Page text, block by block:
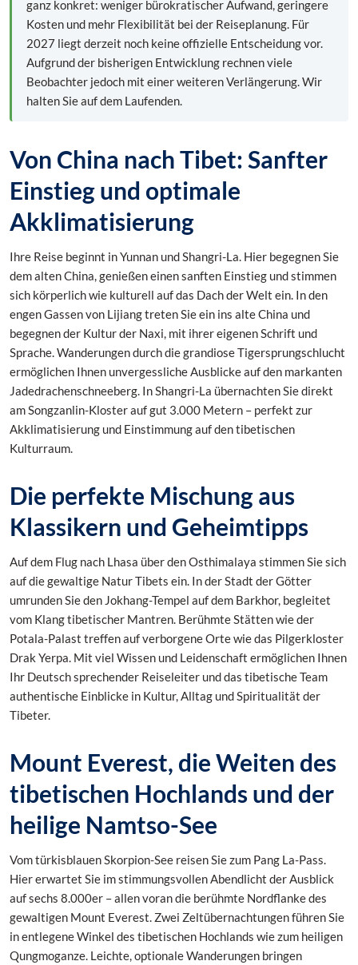
ganz konkret: weniger bürokratischer Aufwand, geringere
Kosten und mehr Flexibilität bei der Reiseplanung. Für
2027 liegt derzeit noch keine offizielle Entscheidung vor.
Aufgrund der bisherigen Entwicklung rechnen viele
Beobachter jedoch mit einer weiteren Verlängerung. Wir
halten Sie auf dem Laufenden.
Von China nach Tibet: Sanfter
Einstieg und optimale
Akklimatisierung
Ihre Reise beginnt in Yunnan und Shangri-La. Hier begegnen Sie
dem alten China, genießen einen sanften Einstieg und stimmen
sich körperlich wie kulturell auf das Dach der Welt ein. In den
engen Gassen von Lijiang treten Sie ein ins alte China und
begegnen der Kultur der Naxi, mit ihrer eigenen Schrift und
Sprache. Wanderungen durch die grandiose Tigersprungschlucht
ermöglichen Ihnen unvergessliche Ausblicke auf den markanten
Jadedrachenschneeberg. In Shangri-La übernachten Sie direkt
am Songzanlin-Kloster auf gut 3.000 Metern – perfekt zur
Akklimatisierung und Einstimmung auf den tibetischen
Kulturraum.
Die perfekte Mischung aus
Klassikern und Geheimtipps
Auf dem Flug nach Lhasa über den Osthimalaya stimmen Sie sich
auf die gewaltige Natur Tibets ein. In der Stadt der Götter
umrunden Sie den Jokhang-Tempel auf dem Barkhor, begleitet
vom Klang tibetischer Mantren. Berühmte Stätten wie der
Potala-Palast treffen auf verborgene Orte wie das Pilgerkloster
Drak Yerpa. Mit viel Wissen und Leidenschaft ermöglichen Ihnen
Ihr Deutsch sprechender Reiseleiter und das tibetische Team
authentische Einblicke in Kultur, Alltag und Spiritualität der
Tibeter.
Mount Everest, die Weiten des
tibetischen Hochlands und der
heilige Namtso-See
Vom türkisblauen Skorpion-See reisen Sie zum Pang La-Pass.
Hier erwartet Sie im stimmungsvollen Abendlicht der Ausblick
auf sechs 8.000er – allen voran die berühmte Nordflanke des
gewaltigen Mount Everest. Zwei Zeltübernachtungen führen Sie
in entlegene Winkel des tibetischen Hochlands wie zum heiligen
Qungmoganze. Leichte, optionale Wanderungen bringen